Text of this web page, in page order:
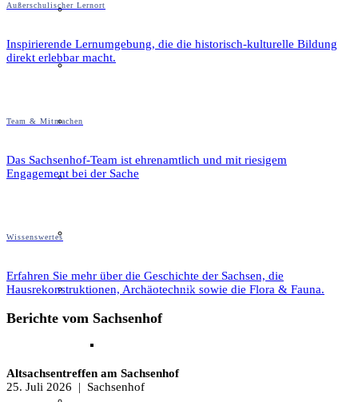
Aktuelles vom Sachsenhof
Besichtigung & Führungen
Aktionen & Veranstaltungen
Außerschulischer Lernort
Sachsenhof-Zentrum
Außerschulischer Lernort
Inspirierende Lernumgebung, die die historisch-kulturelle Bildung
direkt erlebbar macht.
Team & Mitmachen
Das Sachsenhof-Team ist ehrenamtlich und mit riesigem
Engagement bei der Sache
Wissenswertes
Erfahren Sie mehr über die Geschichte der Sachsen, die
Hausrekonstruktionen, Archäotechnik sowie die Flora & Fauna.
Berichte vom Sachsenhof
Altsachsentreffen am Sachsenhof
25. Juli 2026 | Sachsenhof